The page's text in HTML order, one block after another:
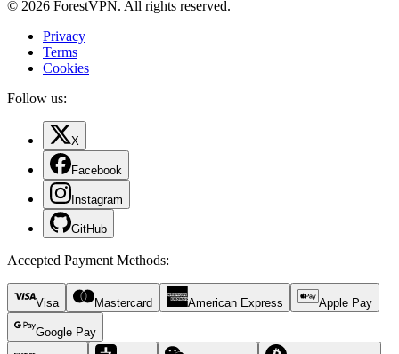
© 2026 ForestVPN. All rights reserved.
Privacy
Terms
Cookies
Follow us:
X
Facebook
Instagram
GitHub
Accepted Payment Methods:
Visa Mastercard American Express Apple Pay
Google Pay